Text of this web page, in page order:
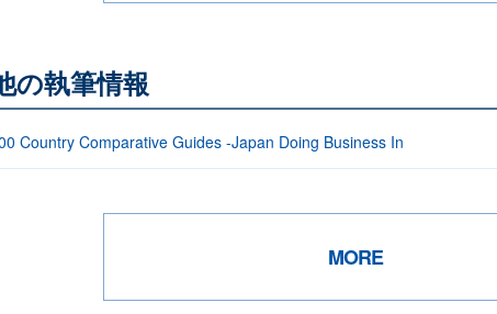
の執筆情報
Country Comparative Guides -Japan Doing Business In
MORE